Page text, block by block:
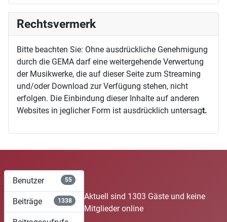
Rechtsvermerk
Bitte beachten Sie: Ohne ausdrückliche Genehmigung
durch die GEMA darf eine weitergehende Verwertung
der Musikwerke, die auf dieser Seite zum Streaming
und/oder Download zur Verfügung stehen, nicht
erfolgen. Die Einbindung dieser Inhalte auf anderen
Websites in jeglicher Form ist ausdrücklich untersagt.
Benutzer 55
Beiträge 1338
Aktuell sind 1303 Gäste und keine
Mitglieder online